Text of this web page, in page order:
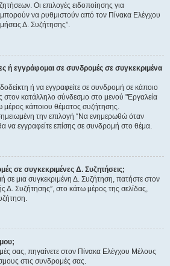
Οι επιλογές ειδοποίησης για
μπορούν να ρυθμιστούν από τον Πίνακα Ελέγχου
Δ. Συζήτησης”.
ή εγγράφομαι σε συνδρομές σε συγκεκριμένα
ή να εγγραφείτε σε συνδρομή σε κάποιο
στον κατάλληλο σύνδεσμο στο μενού "Εργαλεία
μέρος κάποιου θέματος συζήτησης.
την επιλογή “Να ενημερωθώ όταν
να εγγραφείτε επίσης σε συνδρομή στο θέμα.
σε συγκεκριμένες Δ. Συζητήσεις;
σε μια συγκεκριμένη Δ. Συζήτηση, πατήστε στον
Δ. Συζήτησης”, στο κάτω μέρος της σελίδας,
σας, πηγαίνετε στον Πίνακα Ελέγχου Μέλους
στις συνδρομές σας.